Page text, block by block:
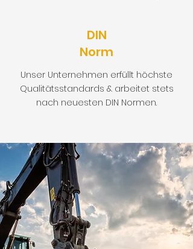
DIN
Norm
Unser Unternehmen erfüllt höchste
Qualitätsstandards & arbeitet stets
nach neuesten DIN Normen.